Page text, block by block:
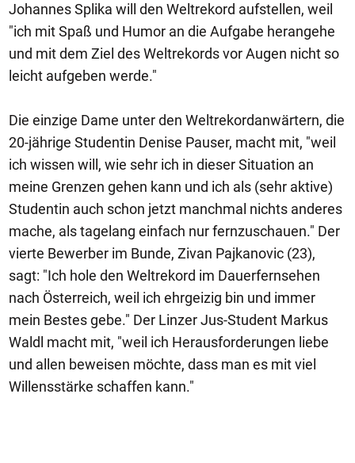
Johannes Splika will den Weltrekord aufstellen, weil
"ich mit Spaß und Humor an die Aufgabe herangehe
und mit dem Ziel des Weltrekords vor Augen nicht so
leicht aufgeben werde."
Die einzige Dame unter den Weltrekordanwärtern, die
20-jährige Studentin Denise Pauser, macht mit, "weil
ich wissen will, wie sehr ich in dieser Situation an
meine Grenzen gehen kann und ich als (sehr aktive)
Studentin auch schon jetzt manchmal nichts anderes
mache, als tagelang einfach nur fernzuschauen." Der
vierte Bewerber im Bunde, Zivan Pajkanovic (23),
sagt: "Ich hole den Weltrekord im Dauerfernsehen
nach Österreich, weil ich ehrgeizig bin und immer
mein Bestes gebe." Der Linzer Jus-Student Markus
Waldl macht mit, "weil ich Herausforderungen liebe
und allen beweisen möchte, dass man es mit viel
Willensstärke schaffen kann."